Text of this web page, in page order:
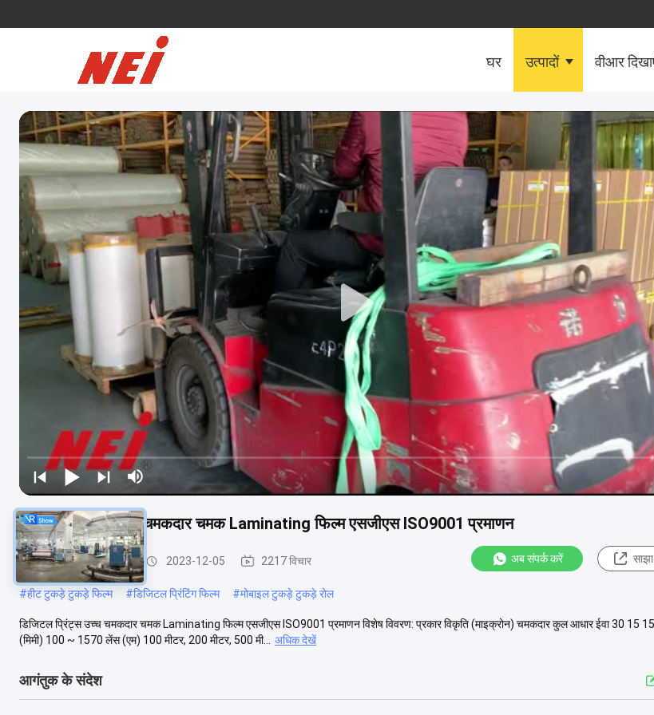
घर उत्पादों वीआर
डिजिटल प्रिंट्स उच्च चमकदार चमक Laminating फिल्म एसजीएस ISO9001 प्रमाणन
डिजिटल लैमिनेटिंग फिल्म 2023-12-05 2217 विचार अब संपर्क करें
#हीट टुकड़े टुकड़े फिल्म #डिजिटल प्रिंटिंग फिल्म #मोबाइल टुकड़े टुकड़े रोल
डिजिटल प्रिंट्स उच्च चमकदार चमक Laminating फिल्म एसजीएस ISO9001 प्रमाणन विशेष विवरण: प्रकार विकृति (माइक्रोन) चमकदार कुल आधार ईवा 30 15 15
(मिमी) 100 ~ 1570 लेंस (एम) 100 मीटर, 200 मीटर, 500 मी...
अधिक देखें
आगंतुक के संदेश